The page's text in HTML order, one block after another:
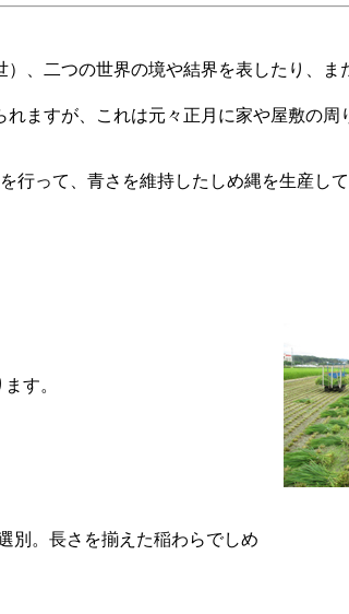
、二つの世界の境や結界を表したり、ま
ますが、これは元々正月に家や屋敷の周
って、青さを維持したしめ縄を生産して
す。
別。長さを揃えた稲わらでしめ